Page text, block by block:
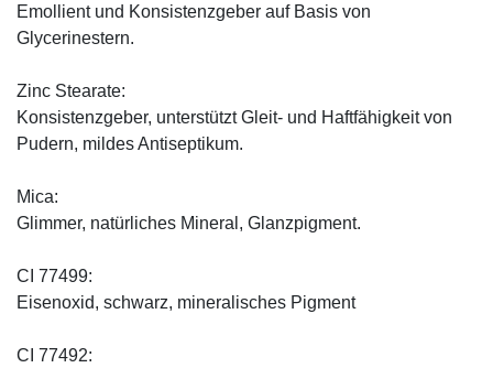
Emollient und Konsistenzgeber auf Basis von
Glycerinestern.
Zinc Stearate:
Konsistenzgeber, unterstützt Gleit- und Haftfähigkeit von
Pudern, mildes Antiseptikum.
Mica:
Glimmer, natürliches Mineral, Glanzpigment.
CI 77499:
Eisenoxid, schwarz, mineralisches Pigment
CI 77492: